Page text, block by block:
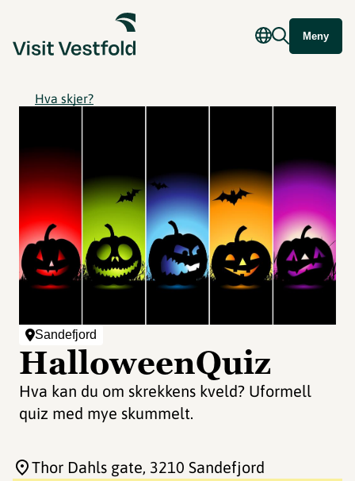
Meny
Hva skjer?
Sandefjord
HalloweenQuiz
Hva kan du om skrekkens kveld? Uformell
quiz med mye skummelt.
Thor Dahls gate, 3210 Sandefjord